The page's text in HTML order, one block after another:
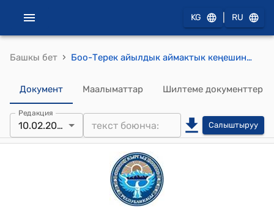
KG RU
Башкы бет › Боо-Терек айылдык аймактык кеңешинин 2014-жылдын 10-февралындагы № 7 "Боо-Терек айылынын жаш өспүрүм спортсмендеринин арызы жөнүндө" токтому
Документ Маалыматтар Шилтеме документтер
Редакция
10.02.2014 Салыштыруу